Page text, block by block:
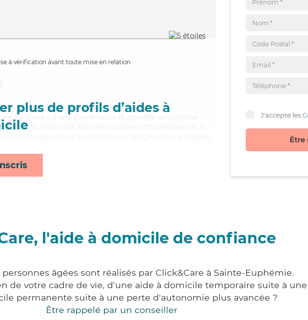
à vérification avant toute mise en relation
plus de profils d’aides à
Ludivine a 8 ans d'expérience et possède un diplôme
(DEAVS). Maitrisant bien les troubles orthopédiques et la
J'accepte les
Être
l'aide à domicile de confiance
personnes âgées sont réalisés par Click&Care à Sainte-Euphémie.
de votre cadre de vie, d'une aide à domicile temporaire suite à
permanente suite à une perte d'autonomie plus avancée ?
Être rappelé par un conseiller